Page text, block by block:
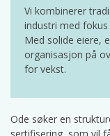
Vi kombinerer
industri med
Med solide eiere,
organisasjon på
for vekst.
Ode søker en
sertifisering, som vil